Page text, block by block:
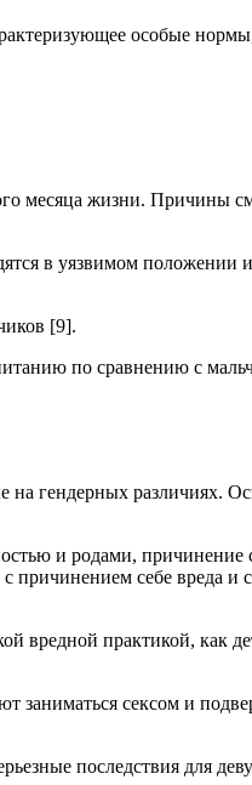
особые
жизни. Причины
в уязвимом положении
[9].
по сравнению с
на гендерных различиях.
и родами,
причинением себе вреда
вредной практикой, как
заниматься сексом и
последствия для